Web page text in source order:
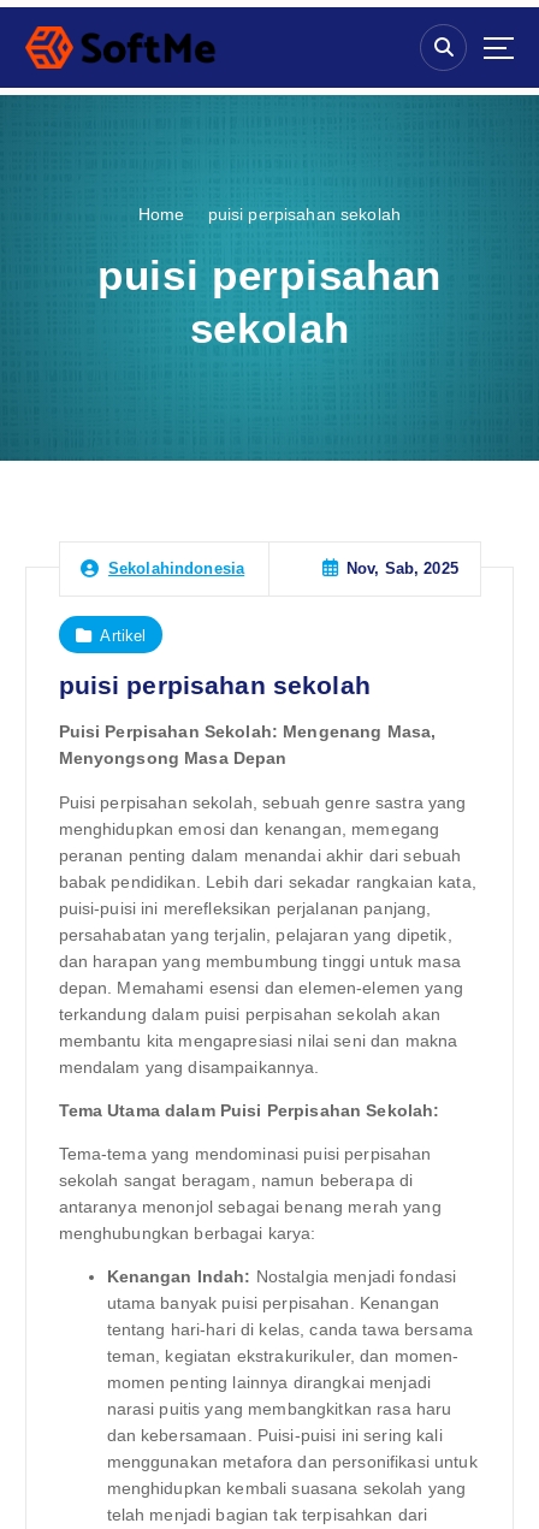
S
p
Home puisi perpisahan sekolah
puisi perpisahan
sekolah
Sekolahindonesia Nov, Sab, 2025
Artikel
puisi perpisahan sekolah
Puisi Perpisahan Sekolah: Mengenang Masa,
Menyongsong Masa Depan
Puisi perpisahan sekolah, sebuah genre sastra yang
menghidupkan emosi dan kenangan, memegang
peranan penting dalam menandai akhir dari sebuah
babak pendidikan. Lebih dari sekadar rangkaian kata,
puisi-puisi ini merefleksikan perjalanan panjang,
persahabatan yang terjalin, pelajaran yang dipetik,
dan harapan yang membumbung tinggi untuk masa
depan. Memahami esensi dan elemen-elemen yang
terkandung dalam puisi perpisahan sekolah akan
membantu kita mengapresiasi nilai seni dan makna
mendalam yang disampaikannya.
Tema Utama dalam Puisi Perpisahan Sekolah:
Tema-tema yang mendominasi puisi perpisahan
sekolah sangat beragam, namun beberapa di
antaranya menonjol sebagai benang merah yang
menghubungkan berbagai karya:
Kenangan Indah: Nostalgia menjadi fondasi
utama banyak puisi perpisahan. Kenangan
tentang hari-hari di kelas, canda tawa bersama
teman, kegiatan ekstrakurikuler, dan momen-
momen penting lainnya dirangkai menjadi
narasi puitis yang membangkitkan rasa haru
dan kebersamaan. Puisi-puisi ini sering kali
menggunakan metafora dan personifikasi untuk
menghidupkan kembali suasana sekolah yang
telah menjadi bagian tak terpisahkan dari